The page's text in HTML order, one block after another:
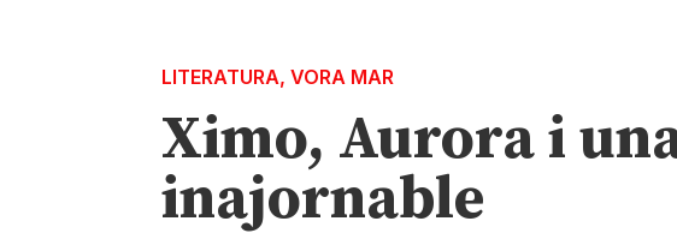
LITERATURA,VORA MAR
Ximo, Aurora i
inajornable